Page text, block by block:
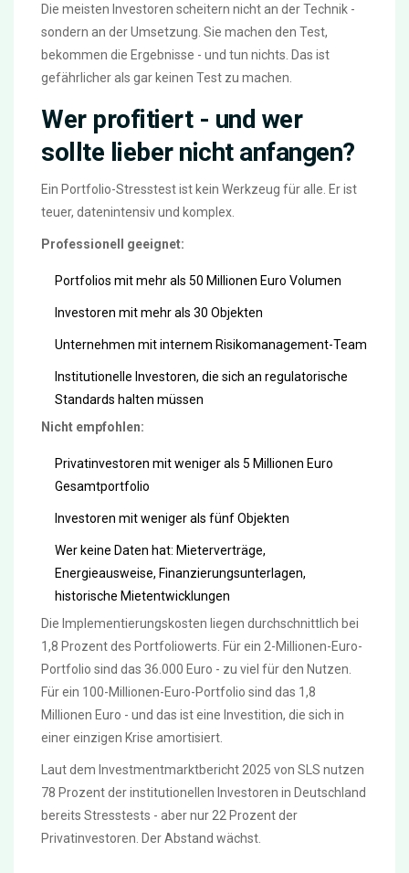
Die meisten Investoren scheitern nicht an der Technik -
sondern an der Umsetzung. Sie machen den Test,
bekommen die Ergebnisse - und tun nichts. Das ist
gefährlicher als gar keinen Test zu machen.
Wer profitiert - und wer
sollte lieber nicht anfangen?
Ein Portfolio-Stresstest ist kein Werkzeug für alle. Er ist
teuer, datenintensiv und komplex.
Professionell geeignet:
Portfolios mit mehr als 50 Millionen Euro Volumen
Investoren mit mehr als 30 Objekten
Unternehmen mit internem Risikomanagement-Team
Institutionelle Investoren, die sich an regulatorische
Standards halten müssen
Nicht empfohlen:
Privatinvestoren mit weniger als 5 Millionen Euro
Gesamtportfolio
Investoren mit weniger als fünf Objekten
Wer keine Daten hat: Mieterverträge,
Energieausweise, Finanzierungsunterlagen,
historische Mietentwicklungen
Die Implementierungskosten liegen durchschnittlich bei
1,8 Prozent des Portfoliowerts. Für ein 2-Millionen-Euro-
Portfolio sind das 36.000 Euro - zu viel für den Nutzen.
Für ein 100-Millionen-Euro-Portfolio sind das 1,8
Millionen Euro - und das ist eine Investition, die sich in
einer einzigen Krise amortisiert.
Laut dem Investmentmarktbericht 2025 von SLS nutzen
78 Prozent der institutionellen Investoren in Deutschland
bereits Stresstests - aber nur 22 Prozent der
Privatinvestoren. Der Abstand wächst.